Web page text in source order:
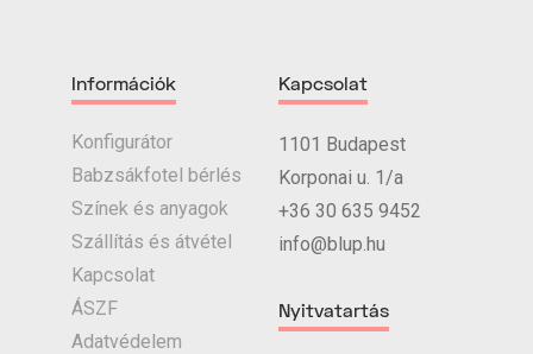
Információk
Konfigurátor
Babzsákfotel bérlés
Színek és anyagok
Szállítás és átvétel
Kapcsolat
ÁSZF
Adatvédelem
Kapcsolat
1101 Budapest
Korponai u. 1/a
+36 30 635 9452
info@blup.hu
Nyitvatartás